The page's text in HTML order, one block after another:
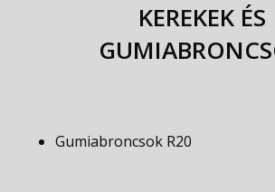
KEREKEK ÉS
Gumiabroncsok R20